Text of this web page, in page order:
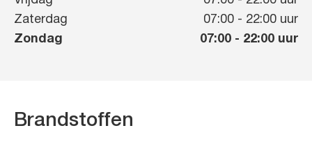
Zaterdag
07:00 - 22:00 uur
Zondag
07:00 - 22:00 uur
Brandstoffen